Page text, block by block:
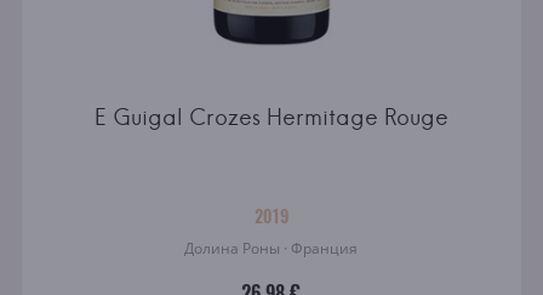
E Guigal Crozes Hermitage Rouge
2019
Долина Роны · Франция